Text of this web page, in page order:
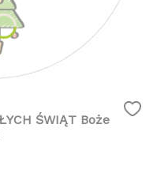
ŚWIĄT Boże